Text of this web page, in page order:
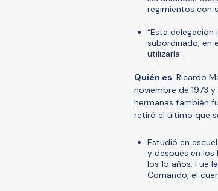
regimientos con
“Esta
subordinado, en
utilizarla”.
Quién es. Ricardo
noviembre de 1973
hermanas también
retiró el último que
Estudió en
y después en los
los 15 años. Fue
Comando, el